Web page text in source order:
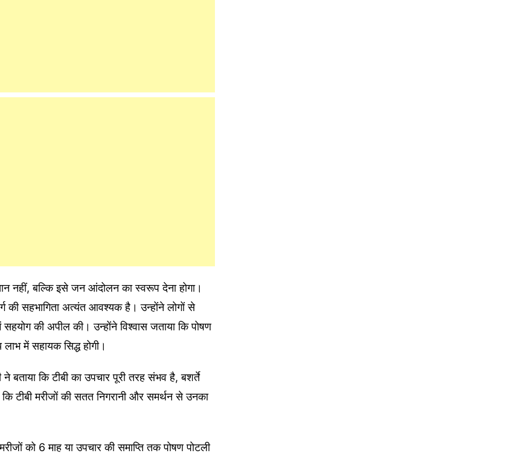
नहीं, बल्कि इसे जन आंदोलन का स्वरूप देना होगा।
की सहभागिता अत्यंत आवश्यक है। उन्होंने लोगों से
की अपील की। उन्होंने विश्वास जताया कि पोषण
में सहायक सिद्ध होगी।
बताया कि टीबी का उपचार पूरी तरह संभव है, बशर्ते
टीबी मरीजों की सतत निगरानी और समर्थन से उनका
को 6 माह या उपचार की समाप्ति तक पोषण पोटली